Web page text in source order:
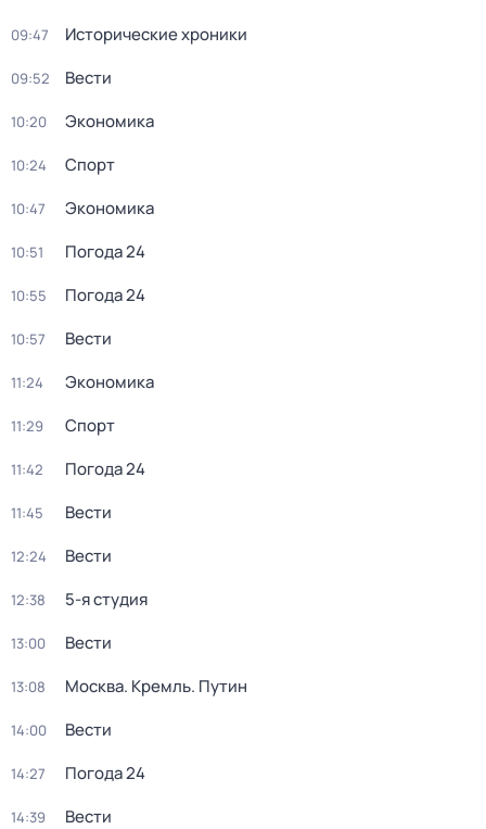
09:47 Исторические хроники
09:52 Вести
10:20 Экономика
10:24 Спорт
10:47 Экономика
10:51 Погода 24
10:55 Погода 24
10:57 Вести
11:24 Экономика
11:29 Спорт
11:42 Погода 24
11:45 Вести
12:24 Вести
12:38 5-я студия
13:00 Вести
13:08 Москва. Кремль. Путин
14:00 Вести
14:27 Погода 24
14:39 Вести